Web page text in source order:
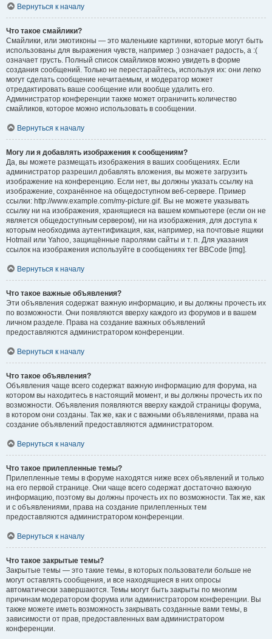
Вернуться к началу
Что такое смайлики?
Смайлики, или эмотиконы — это маленькие картинки, которые могут быть
использованы для выражения чувств, например :) означает радость, а :(
означает грусть. Полный список смайликов можно увидеть в форме
создания сообщений. Только не перестарайтесь, используя их: они легко
могут сделать сообщение нечитаемым, и модератор может
отредактировать ваше сообщение или вообще удалить его.
Администратор конференции также может ограничить количество
смайликов, которое можно использовать в сообщении.
Вернуться к началу
Могу ли я добавлять изображения к сообщениям?
Да, вы можете размещать изображения в ваших сообщениях. Если
администратор разрешил добавлять вложения, вы можете загрузить
изображение на конференцию. Если нет, вы должны указать ссылку на
изображение, сохранённое на общедоступном веб-сервере. Пример
ссылки: http://www.example.com/my-picture.gif. Вы не можете указывать
ссылку ни на изображения, хранящиеся на вашем компьютере (если он не
является общедоступным сервером), ни на изображения, для доступа к
которым необходима аутентификация, как, например, на почтовые ящики
Hotmail или Yahoo, защищённые паролями сайты и т. п. Для указания
ссылок на изображения используйте в сообщениях тег BBCode [img].
Вернуться к началу
Что такое важные объявления?
Эти объявления содержат важную информацию, и вы должны прочесть их
по возможности. Они появляются вверху каждого из форумов и в вашем
личном разделе. Права на создание важных объявлений
предоставляются администратором конференции.
Вернуться к началу
Что такое объявления?
Объявления чаще всего содержат важную информацию для форума, на
котором вы находитесь в настоящий момент, и вы должны прочесть их по
возможности. Объявления появляются вверху каждой страницы форума,
в котором они созданы. Так же, как и с важными объявлениями, права на
создание объявлений предоставляются администратором.
Вернуться к началу
Что такое прилепленные темы?
Прилепленные темы в форуме находятся ниже всех объявлений и только
на его первой странице. Они чаще всего содержат достаточно важную
информацию, поэтому вы должны прочесть их по возможности. Так же, как
и с объявлениями, права на создание прилепленных тем
предоставляются администратором конференции.
Вернуться к началу
Что такое закрытые темы?
Закрытые темы — это такие темы, в которых пользователи больше не
могут оставлять сообщения, и все находящиеся в них опросы
автоматически завершаются. Темы могут быть закрыты по многим
причинам модератором форума или администратором конференции. Вы
также можете иметь возможность закрывать созданные вами темы, в
зависимости от прав, предоставленных вам администратором
конференции.